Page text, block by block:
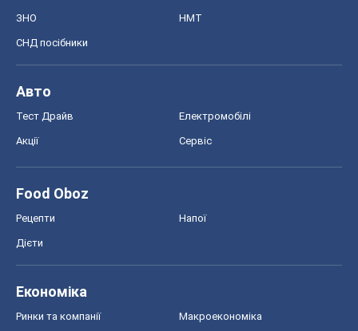
ЗНО НМТ
СНД посібники
Авто
Тест Драйв Електромобілі
Акції Сервіс
Food Oboz
Рецепти Напої
Дієти
Економіка
Ринки та компанії Макроекономіка